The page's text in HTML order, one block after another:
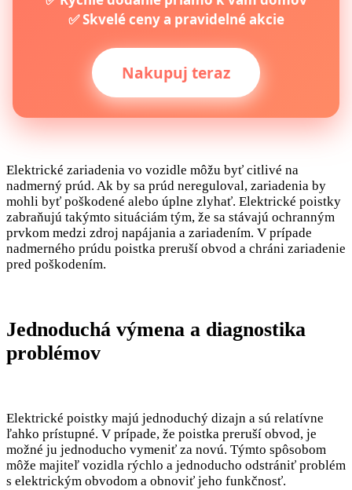
✅ Skvelé ceny a pravidelné akcie
Nakupuj teraz
Elektrické zariadenia vo vozidle môžu byť citlivé na
nadmerný prúd. Ak by sa prúd nereguloval, zariadenia by
mohli byť poškodené alebo úplne zlyhať. Elektrické poistky
zabraňujú takýmto situáciám tým, že sa stávajú ochranným
prvkom medzi zdroj napájania a zariadením. V prípade
nadmerného prúdu poistka preruší obvod a chráni zariadenie
pred poškodením.
Jednoduchá výmena a diagnostika
problémov
Elektrické poistky majú jednoduchý dizajn a sú relatívne
ľahko prístupné. V prípade, že poistka preruší obvod, je
možné ju jednoducho vymeniť za novú. Týmto spôsobom
môže majiteľ vozidla rýchlo a jednoducho odstrániť problém
s elektrickým obvodom a obnoviť jeho funkčnosť.